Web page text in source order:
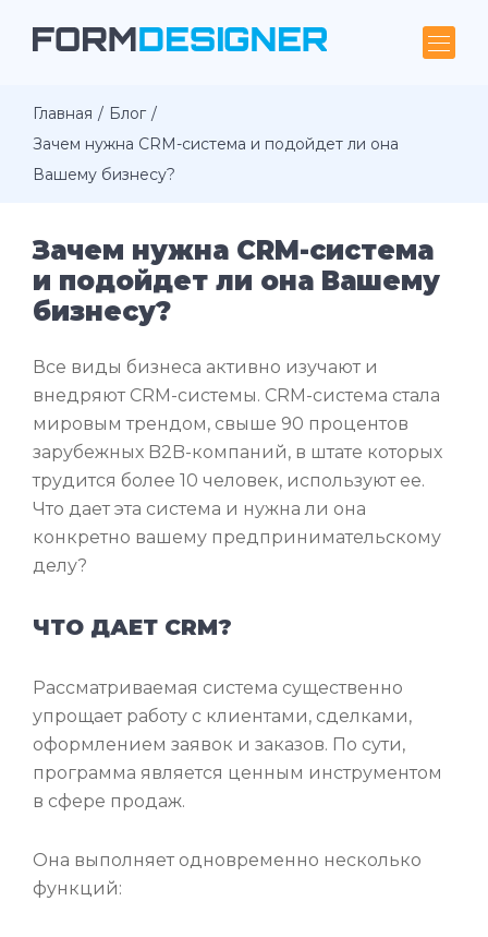
Главная
Блог
Зачем нужна CRM-система и подойдет ли она
Вашему бизнесу?
Зачем нужна CRM-система
и подойдет ли она Вашему
бизнесу?
Все виды бизнеса активно изучают и
внедряют CRM-системы. CRM-система стала
мировым трендом, свыше 90 процентов
зарубежных B2B-компаний, в штате которых
трудится более 10 человек, используют ее.
Что дает эта система и нужна ли она
конкретно вашему предпринимательскому
делу?
ЧТО ДАЕТ CRM?
Рассматриваемая система существенно
упрощает работу с клиентами, сделками,
оформлением заявок и заказов. По сути,
программа является ценным инструментом
в сфере продаж.
Она выполняет одновременно несколько
функций: